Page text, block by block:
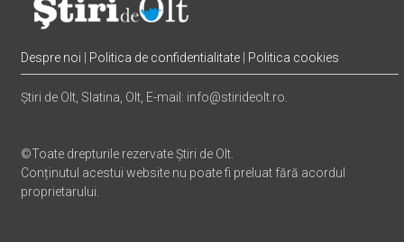
Despre noi Politica de confidentialitate Politica cookies
Știri de Olt, Slatina, Olt, E-mail: info@stirideolt.ro.
©Toate drepturile rezervate Știri de Olt.
Conținutul acestui website nu poate fi preluat fără acordul
proprietarului.